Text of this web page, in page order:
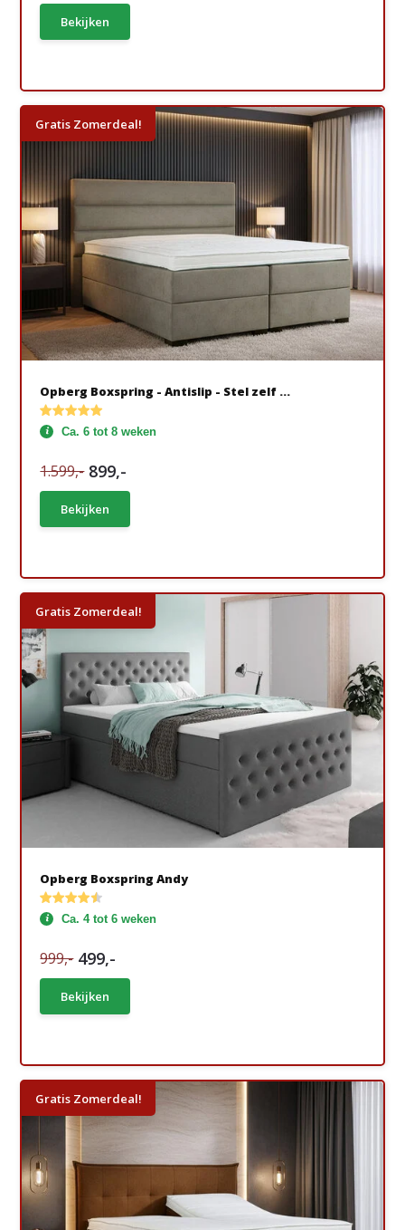
Bekijken
Gratis Zomerdeal!
Opberg Boxspring - Antislip - Stel zelf ...
Ca. 6 tot 8 weken
1.599,- 899,-
Bekijken
Gratis Zomerdeal!
Opberg Boxspring Andy
Ca. 4 tot 6 weken
999,- 499,-
Bekijken
Gratis Zomerdeal!